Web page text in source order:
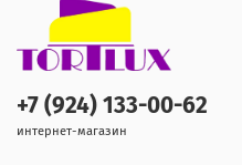
+7 (924) 133-00-62
интернет-магазин